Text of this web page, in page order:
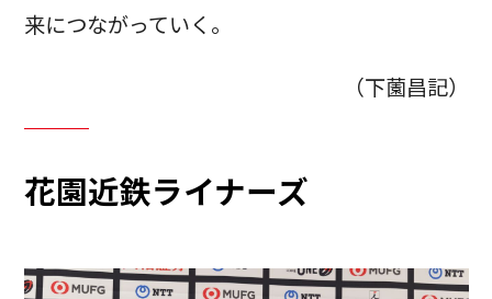
来につながっていく。
（下薗昌記）
花園近鉄ライナーズ